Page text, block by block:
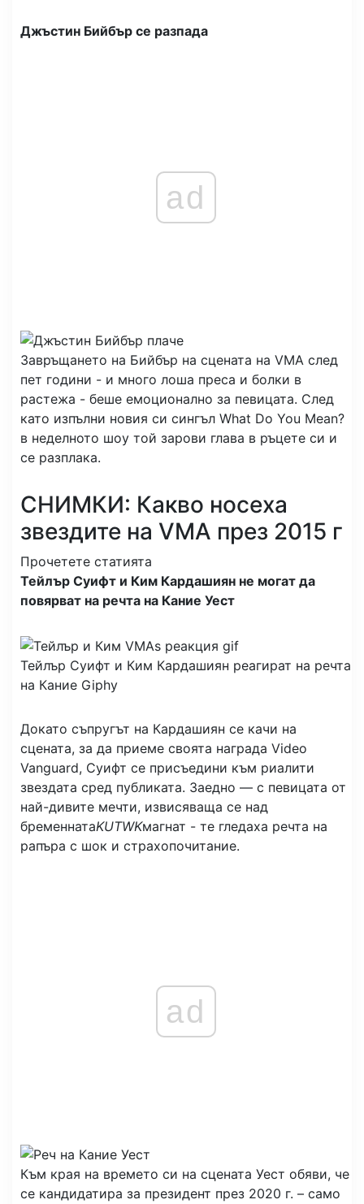
Джъстин Бийбър се разпада
ad
Завръщането на Бийбър на сцената на VMA след
пет години - и много лоша преса и болки в
растежа - беше емоционално за певицата. След
като изпълни новия си сингъл What Do You Mean?
в неделното шоу той зарови глава в ръцете си и
се разплака.
СНИМКИ: Какво носеха
звездите на VMA през 2015 г
Прочетете статията
Тейлър Суифт и Ким Кардашиян не могат да
повярват на речта на Кание Уест
Тейлър Суифт и Ким Кардашиян реагират на речта
на Кание Giphy
Докато съпругът на Кардашиян се качи на
сцената, за да приеме своята награда Video
Vanguard, Суифт се присъедини към риалити
звездата сред публиката. Заедно — с певицата от
най-дивите мечти, извисяваща се над
бременнатаKUTWKмагнат - те гледаха речта на
рапъра с шок и страхопочитание.
ad
Към края на времето си на сцената Уест обяви, че
се кандидатира за президент през 2020 г. – само